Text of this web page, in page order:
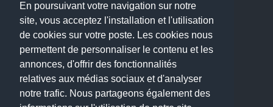
En poursuivant votre navigation sur notre
site, vous acceptez l'installation et l'utilisation
de cookies sur votre poste. Les cookies nous
permettent de personnaliser le contenu et les
annonces, d'offrir des fonctionnalités
relatives aux médias sociaux et d'analyser
notre trafic. Nous partageons également des
Dernier avis : MOUNIA HOUSSAIM, Psychiatre à Guérande
Mentions légales